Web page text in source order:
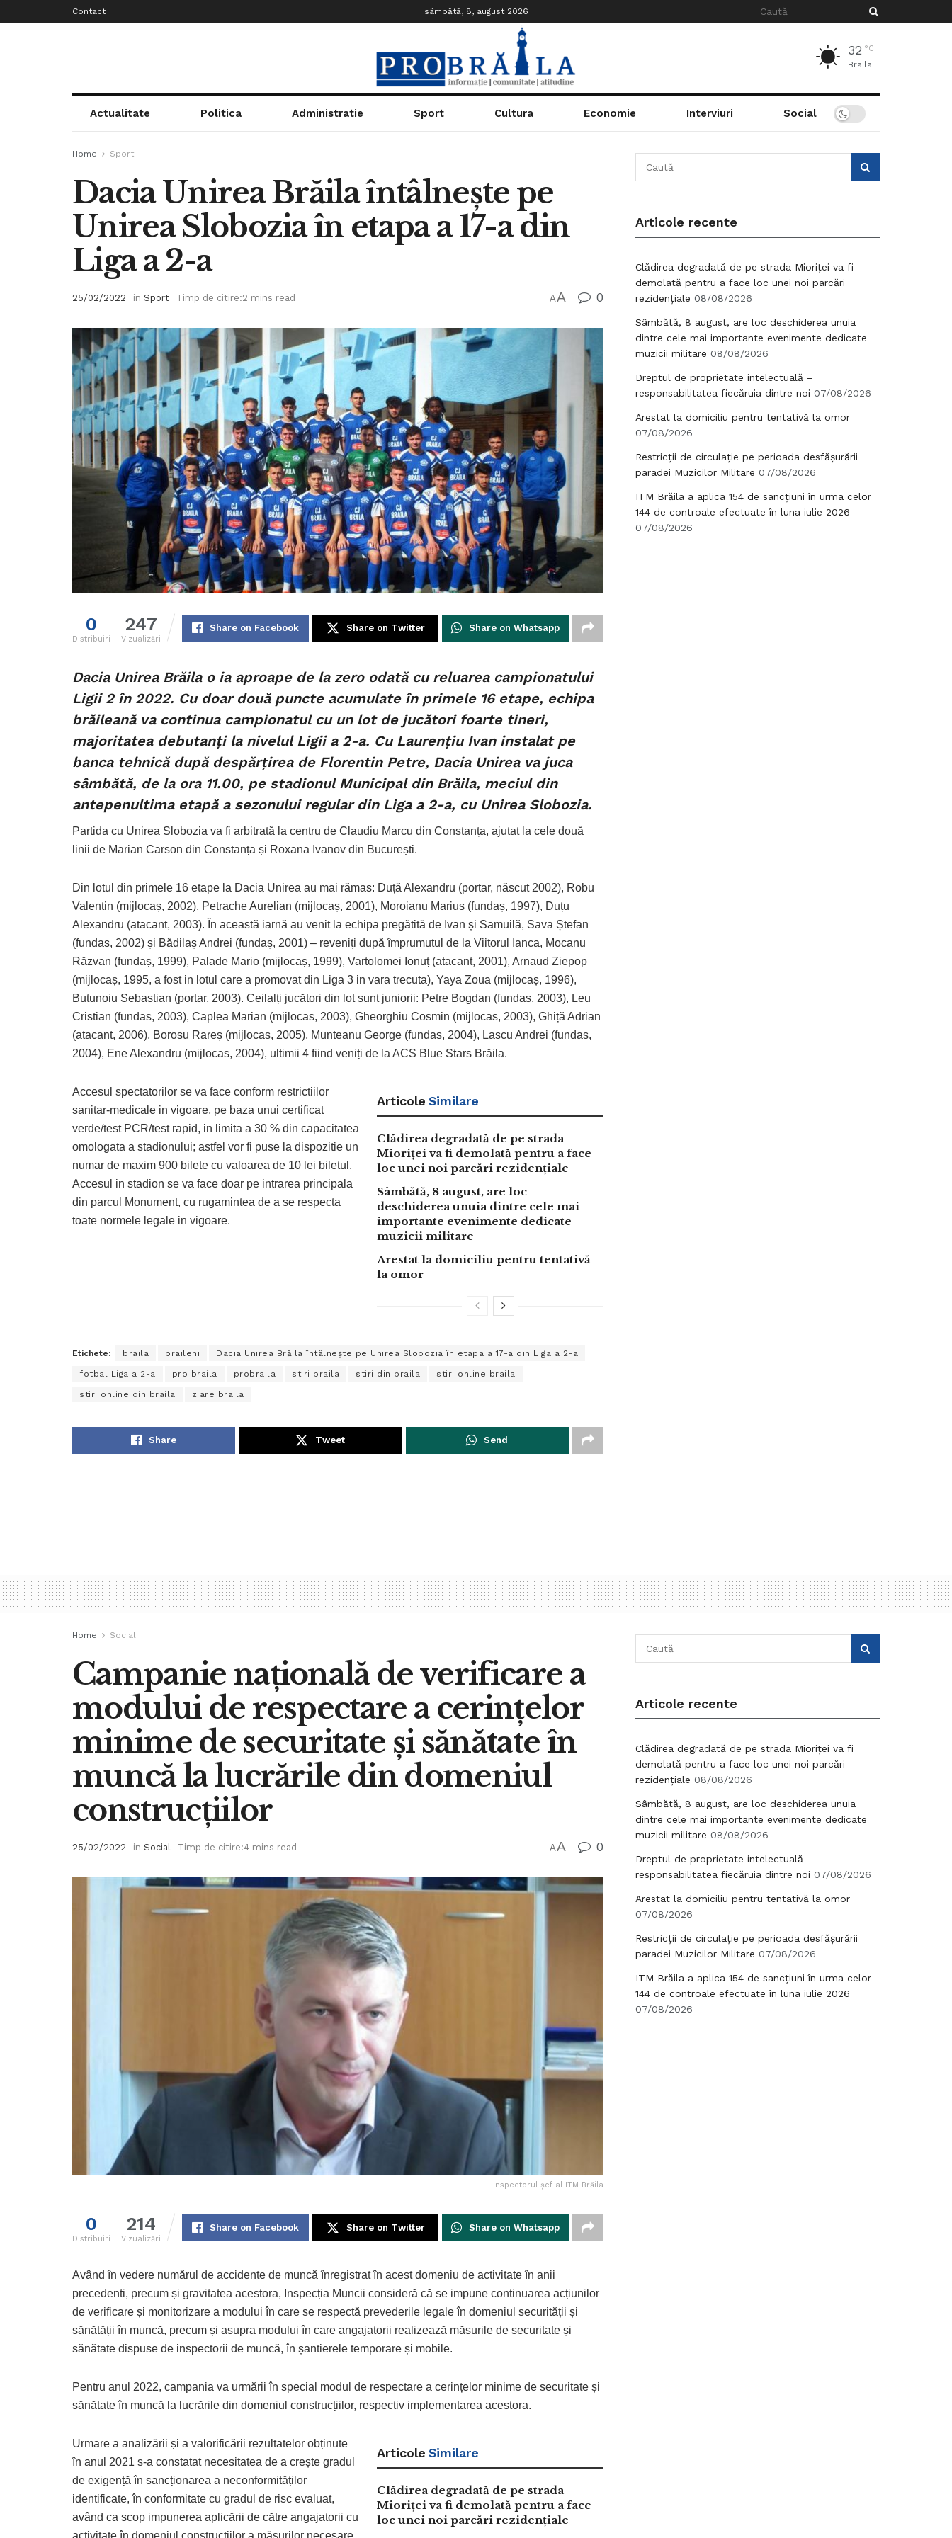
Contact sâmbătă, 8, august 2026
32 °C
Braila
Actualitate Politica Administratie Sport Cultura Economie Interviuri Social
Home Sport
Dacia Unirea Brăila întâlnește pe
Unirea Slobozia în etapa a 17-a din
Liga a 2-a
25/02/2022 in Sport Timp de citire:2 mins read AA 0
0
Distribuiri
247
Vizualizări
Share on Facebook Share on Twitter Share on Whatsapp
Dacia Unirea Brăila o ia aproape de la zero odată cu reluarea campionatului
Ligii 2 în 2022. Cu doar două puncte acumulate în primele 16 etape, echipa
brăileană va continua campionatul cu un lot de jucători foarte tineri,
majoritatea debutanți la nivelul Ligii a 2-a. Cu Laurențiu Ivan instalat pe
banca tehnică după despărțirea de Florentin Petre, Dacia Unirea va juca
sâmbătă, de la ora 11.00, pe stadionul Municipal din Brăila, meciul din
antepenultima etapă a sezonului regular din Liga a 2-a, cu Unirea Slobozia.
Partida cu Unirea Slobozia va fi arbitrată la centru de Claudiu Marcu din Constanța, ajutat la cele două
linii de Marian Carson din Constanța și Roxana Ivanov din București.
Din lotul din primele 16 etape la Dacia Unirea au mai rămas: Duță Alexandru (portar, născut 2002), Robu
Valentin (mijlocaș, 2002), Petrache Aurelian (mijlocaș, 2001), Moroianu Marius (fundaș, 1997), Duțu
Alexandru (atacant, 2003). În această iarnă au venit la echipa pregătită de Ivan și Samuilă, Sava Ștefan
(fundas, 2002) și Bădilaș Andrei (fundaș, 2001) – reveniți după împrumutul de la Viitorul Ianca, Mocanu
Răzvan (fundaș, 1999), Palade Mario (mijlocaș, 1999), Vartolomei Ionuț (atacant, 2001), Arnaud Ziepop
(mijlocaș, 1995, a fost in lotul care a promovat din Liga 3 in vara trecuta), Yaya Zoua (mijlocaș, 1996),
Butunoiu Sebastian (portar, 2003). Ceilalți jucători din lot sunt juniorii: Petre Bogdan (fundas, 2003), Leu
Cristian (fundas, 2003), Caplea Marian (mijlocas, 2003), Gheorghiu Cosmin (mijlocas, 2003), Ghiță Adrian
(atacant, 2006), Borosu Rareș (mijlocas, 2005), Munteanu George (fundas, 2004), Lascu Andrei (fundas,
2004), Ene Alexandru (mijlocas, 2004), ultimii 4 fiind veniți de la ACS Blue Stars Brăila.
Articole Similare
Clădirea degradată de pe strada
Mioriței va fi demolată pentru a face
loc unei noi parcări rezidențiale
Sâmbătă, 8 august, are loc
deschiderea unuia dintre cele mai
importante evenimente dedicate
muzicii militare
Arestat la domiciliu pentru tentativă
la omor
Accesul spectatorilor se va face conform restrictiilor
sanitar-medicale in vigoare, pe baza unui certificat
verde/test PCR/test rapid, in limita a 30 % din capacitatea
omologata a stadionului; astfel vor fi puse la dispozitie un
numar de maxim 900 bilete cu valoarea de 10 lei biletul.
Accesul in stadion se va face doar pe intrarea principala
din parcul Monument, cu rugamintea de a se respecta
toate normele legale in vigoare.
Etichete: braila braileni Dacia Unirea Brăila întâlnește pe Unirea Slobozia în etapa a 17-a din Liga a 2-a
fotbal Liga a 2-a pro braila probraila stiri braila stiri din braila stiri online braila
stiri online din braila ziare braila
Share Tweet Send
Articole recente
Clădirea degradată de pe strada Mioriței va fi
demolată pentru a face loc unei noi parcări
rezidențiale 08/08/2026
Sâmbătă, 8 august, are loc deschiderea unuia
dintre cele mai importante evenimente dedicate
muzicii militare 08/08/2026
Dreptul de proprietate intelectuală –
responsabilitatea fiecăruia dintre noi 07/08/2026
Arestat la domiciliu pentru tentativă la omor
07/08/2026
Restricții de circulație pe perioada desfășurării
paradei Muzicilor Militare 07/08/2026
ITM Brăila a aplica 154 de sancțiuni în urma celor
144 de controale efectuate în luna iulie 2026
07/08/2026
Home Social
Campanie națională de verificare a
modului de respectare a cerințelor
minime de securitate și sănătate în
muncă la lucrările din domeniul
construcțiilor
25/02/2022 in Social Timp de citire:4 mins read AA 0
Inspectorul șef al ITM Brăila
0
Distribuiri
214
Vizualizări
Share on Facebook Share on Twitter Share on Whatsapp
Având în vedere numărul de accidente de muncă înregistrat în acest domeniu de activitate în anii
precedenti, precum și gravitatea acestora, Inspecția Muncii consideră că se impune continuarea acțiunilor
de verificare și monitorizare a modului în care se respectă prevederile legale în domeniul securității și
sănătății în muncă, precum și asupra modului în care angajatorii realizează măsurile de securitate și
sănătate dispuse de inspectorii de muncă, în șantierele temporare și mobile.
Pentru anul 2022, campania va urmării în special modul de respectare a cerințelor minime de securitate și
sănătate în muncă la lucrările din domeniul construcțiilor, respectiv implementarea acestora.
Articole Similare
Clădirea degradată de pe strada
Mioriței va fi demolată pentru a face
loc unei noi parcări rezidențiale
Urmare a analizării și a valorificării rezultatelor obținute
în anul 2021 s-a constatat necesitatea de a crește gradul
de exigență în sancționarea a neconformităților
identificate, în conformitate cu gradul de risc evaluat,
având ca scop impunerea aplicării de către angajatorii cu
Articole recente
Clădirea degradată de pe strada Mioriței va fi
demolată pentru a face loc unei noi parcări
rezidențiale 08/08/2026
Sâmbătă, 8 august, are loc deschiderea unuia
dintre cele mai importante evenimente dedicate
muzicii militare 08/08/2026
Dreptul de proprietate intelectuală –
responsabilitatea fiecăruia dintre noi 07/08/2026
Arestat la domiciliu pentru tentativă la omor
07/08/2026
Restricții de circulație pe perioada desfășurării
paradei Muzicilor Militare 07/08/2026
ITM Brăila a aplica 154 de sancțiuni în urma celor
144 de controale efectuate în luna iulie 2026
07/08/2026